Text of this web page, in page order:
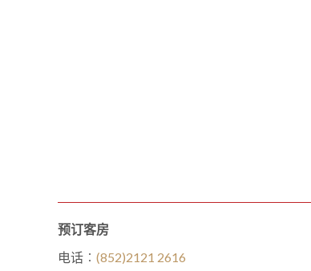
预订客房
电话︰ (852)2121 2616